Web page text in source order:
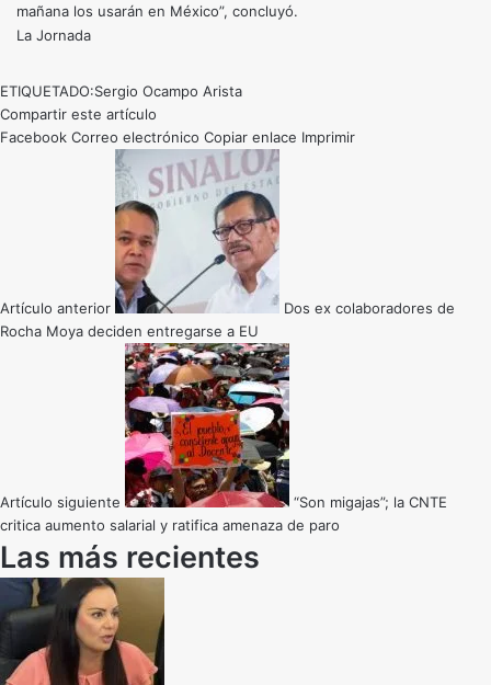
mañana los usarán en México”, concluyó.
La Jornada
ETIQUETADO:Sergio Ocampo Arista
Compartir este artículo
Facebook Correo electrónico Copiar enlace Imprimir
Artículo anterior
Dos ex colaboradores de
Rocha Moya deciden entregarse a EU
Artículo siguiente
“Son migajas”; la CNTE
critica aumento salarial y ratifica amenaza de paro
Las más recientes